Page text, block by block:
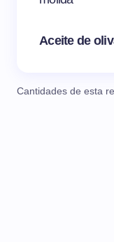
Aceite de
Cantidades de esta